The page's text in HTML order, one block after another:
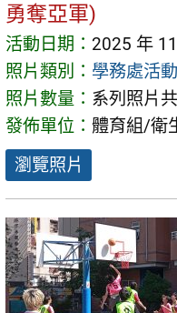
勇奪亞軍)
活動日期： 2025 年
照片類別： 學務處活
照片數量： 系列照片
發佈單位： 體育組/衛
瀏覽照片